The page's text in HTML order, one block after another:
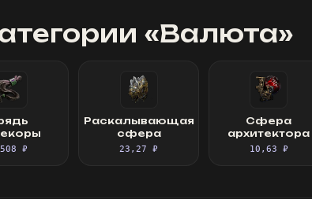
«Валюта»
₽
Раскалывающая
сфера
23,27 ₽
Сфера
архитектора
10,63 ₽